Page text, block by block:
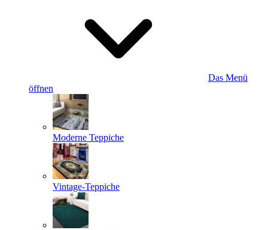
Das Menü
öffnen
Moderne Teppiche
Vintage-Teppiche